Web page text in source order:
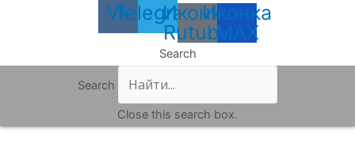
Vk
Telegram
Иконка
Rutube
Иконка
MAX
Search
Search
Close this search box.